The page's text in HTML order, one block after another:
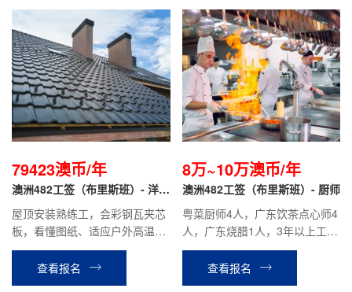
79423澳币/年
澳洲482工签（布里斯班）- 洋人
雇主 屋顶工
屋顶安装熟练工，会彩钢瓦夹芯
板，看懂图纸、适应户外高温，
不恐高，体力强，有驾照。
查看报名
8万~10万澳币/年
澳洲482工签（布里斯班）- 厨师
粤菜厨师4人，广东饮茶点心师4
人，广东烧腊1人，3年以上工作
经验，有驾照；性格开朗，善于
沟通，有上进心，工作主动性
好，肯吃苦，服从管理。
查看报名